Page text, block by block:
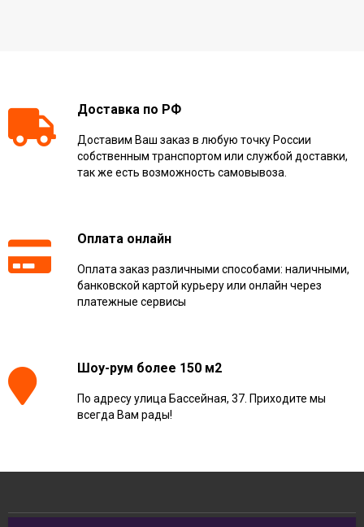
Доставка по РФ
Доставим Ваш заказ в любую точку России
собственным транспортом или службой доставки,
так же есть возможность самовывоза.
Оплата онлайн
Оплата заказ различными способами: наличными,
банковской картой курьеру или онлайн через
платежные сервисы
Шоу-рум более 150 м2
По адресу улица Бассейная, 37. Приходите мы
всегда Вам рады!